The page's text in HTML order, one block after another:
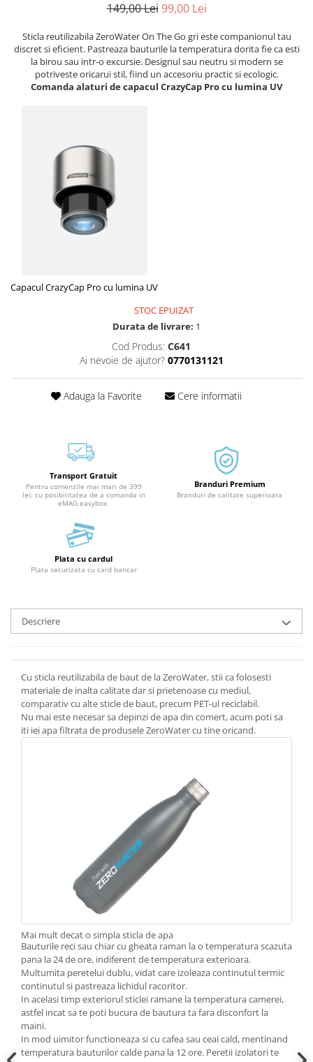
149,00 Lei 99,00 Lei
Sticla reutilizabila ZeroWater On The Go gri este companionul tau
discret si eficient. Pastreaza bauturile la temperatura dorita fie ca esti
la birou sau intr-o excursie. Designul sau neutru si modern se
potriveste oricarui stil, fiind un accesoriu practic si ecologic.
Comanda alaturi de capacul CrazyCap Pro cu lumina UV
Capacul CrazyCap Pro cu lumina UV
STOC EPUIZAT
Durata de livrare: 1
Cod Produs: C641
Ai nevoie de ajutor? 0770131121
Adauga la Favorite Cere informatii
Transport Gratuit
Pentru comenzile mai mari de 399
lei; cu posibilitatea de a comanda in
eMAG easybox.
Branduri Premium
Branduri de calitate superioara
Plata cu cardul
Plata securizata cu card bancar
Descriere
Cu sticla reutilizabila de baut de la ZeroWater, stii ca folosesti
materiale de inalta calitate dar si prietenoase cu mediul,
comparativ cu alte sticle de baut, precum PET-ul reciclabil.
Nu mai este necesar sa depinzi de apa din comert, acum poti sa
iti iei apa filtrata de produsele ZeroWater cu tine oricand.
Mai mult decat o simpla sticla de apa
Bauturile reci sau chiar cu gheata raman la o temperatura scazuta
pana la 24 de ore, indiferent de temperatura exterioara.
Multumita peretelui dublu, vidat care izoleaza continutul termic
continutul si pastreaza lichidul racoritor.
In acelasi timp exteriorul sticlei ramane la temperatura camerei,
astfel incat sa te poti bucura de bautura ta fara disconfort la
maini.
In mod uimitor functioneaza si cu cafea sau ceai cald, mentinand
temperatura bauturilor calde pana la 12 ore. Peretii izolatori te